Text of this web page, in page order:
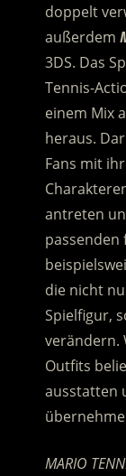
doppelt
außerdem
3DS. Das
Tennis-
einem Mix
heraus.
Fans mit
antreten
passenden
die nicht
Spielfigur,
verändern.
Outfits
ausstatten
MARIO